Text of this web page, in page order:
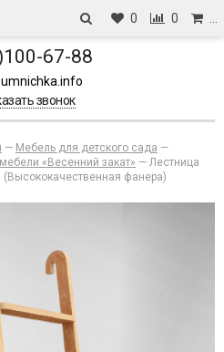
0 0
67-88
звонок
— Мебель для детского сада —
«Весенний закат» — Лестница
(Высококачественная фанера)